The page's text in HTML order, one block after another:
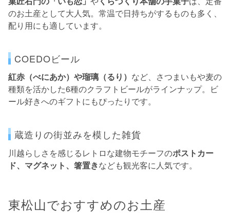
のお土産として大人気。常温で日持ちがするものも多く、
配り用にも適しています。
COEDOビール
紅赤（べにあか）や瑠璃（るり） など、さつまいもや麦の
種類を活かした6種のクラフトビールがラインナップ。ビ
ール好きへのギフトにもぴったりです。
蔵造りの街並みを模した雑貨
川越らしさを感じるレトロな建物モチーフのポストカー
ド、マグネット、箸置きなども観光客に人気です。
東松山でおすすめのお土産